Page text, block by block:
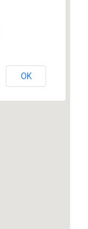
OK